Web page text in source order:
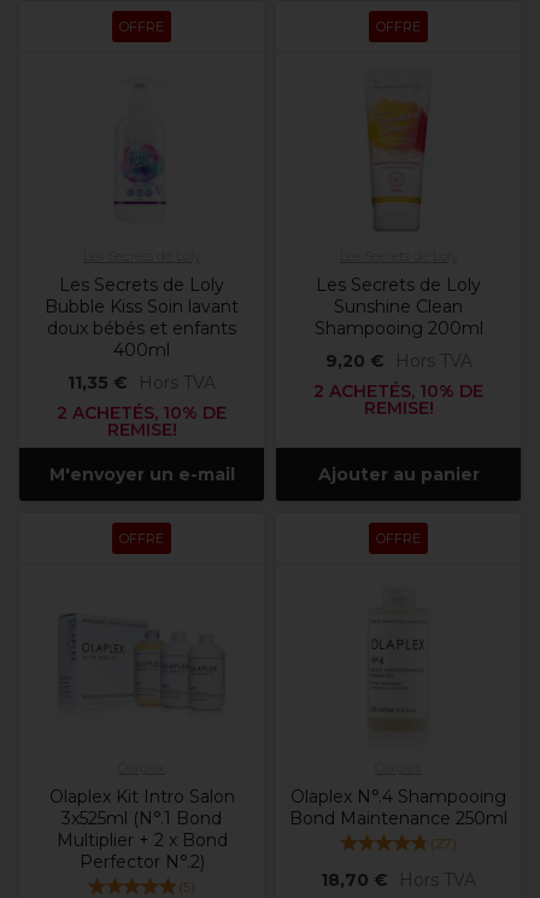
OFFRE
Les Secrets de Loly
Bubble Kiss Soin lavant
doux bébés et enfants
400ml
11,35 €
Hors TVA
2 ACHETÉS, 10% DE
REMISE!
M'envoyer un e-mail
OFFRE
Les Secrets de Loly
Sunshine Clean
Shampooing 200ml
9,20 €
Hors TVA
2 ACHETÉS, 10% DE
REMISE!
Ajouter au panier
OFFRE
Olaplex Kit Intro Salon
3x525ml (N°.1 Bond
Multiplier + 2 x Bond
Perfector N°.2)
(5)
OFFRE
Olaplex N°.4 Shampooing
Bond Maintenance 250ml
(27)
18,70 € Hors TVA